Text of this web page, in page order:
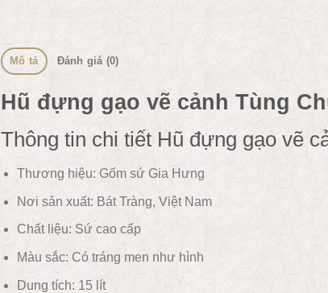
Mô tả Đánh giá (0)
Hũ đựng gạo vẽ cảnh Tùng
Thông tin chi tiết Hũ đựng gạo vẽ
Thương hiệu: Gốm sứ Gia Hưng
Nơi sản xuất: Bát Tràng, Việt Nam
Chất liệu: Sứ cao cấp
Màu sắc: Có tráng men như hình
Dung tích: 15 lít